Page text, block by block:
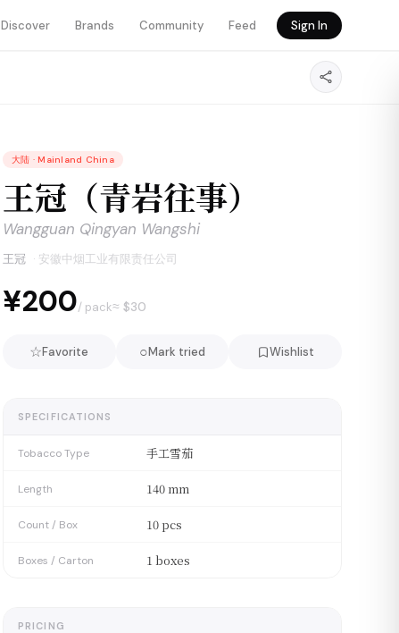
Discover Brands Community Feed Sign In
大陆 · Mainland China
王冠（青岩往事）
Wangguan Qingyan Wangshi
王冠 · 安徽中烟工业有限责任公司
¥200/ pack≈ $30
☆Favorite ○Mark tried Wishlist
SPECIFICATIONS
Tobacco Type 手工雪茄
Length 140 mm
Count / Box 10 pcs
Boxes / Carton 1 boxes
PRICING